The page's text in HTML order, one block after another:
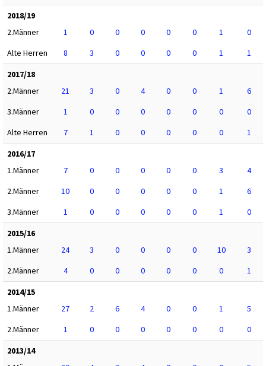
2018/19
2.Männer
1 0 0 0 0 0 1
0
Alte Herren
8 3 0 0 0 0 1
1
2017/18
2.Männer
21 3 0 4 0 0 1
6
3.Männer
1 0 0 0 0 0 0
0
Alte Herren
7 1 0 0 0 0 0
1
2016/17
1.Männer
7 0 0 0 0 0 3
4
2.Männer
10 0 0 0 0 0 1
6
3.Männer
1 0 0 0 0 0 1
0
2015/16
1.Männer
24 3 0 0 0 0 10
3
2.Männer
4 0 0 0 0 0 0
1
2014/15
1.Männer
27 2 6 4 0 0 1
5
2.Männer
1 0 0 0 0 0 0
0
2013/14